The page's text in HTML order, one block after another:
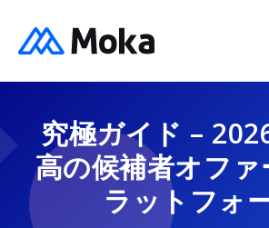
究極ガイド –
高の候補者オフ
ラットフォ